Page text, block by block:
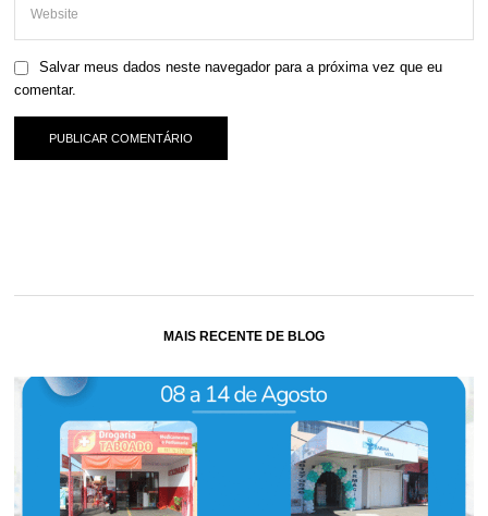
Salvar meus dados neste navegador para a próxima vez que eu
comentar.
MAIS RECENTE DE BLOG